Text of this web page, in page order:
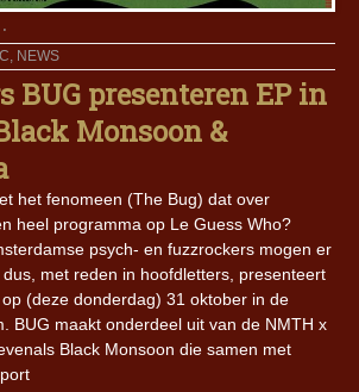
, NEWS
BUG presenteren EP in
Monsoon &
het fenomeen (The Bug) dat over
heel programma op Le Guess Who?
psych- en fuzzrockers mogen er
met reden in hoofdletters, presenteert
(deze donderdag) 31 oktober in de
BUG maakt onderdeel uit van de NMTH x
Black Monsoon die samen met